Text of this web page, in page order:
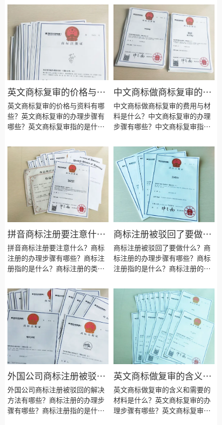
英文商标复审的价格与资
料有哪些？
英文商标复审的价格与资料有哪
些？英文商标复审的办理步骤有
哪些？英文商标复审指的是什
些？英文商标复审要注意些什
么？英文商标复审的目的是为了
什么？英文商标复审会失败吗？
英文商标复审需要什么资料？英
文商标复审需要多长时间？
中文商标做商标复审的费
用与材料是什么？
中文商标做商标复审的费用与材
料是什么？中文商标复审的办理
步骤有哪些？中文商标复审指的
哪些？中文商标复审要注意些什
么？中文商标复审的目的是为了
什么？中文商标复审会失败吗？
中文商标复审需要什么资料？中
文商标复审需要多长时间？
拼音商标注册要注意什
么？
拼音商标注册要注意什么？商标
注册的办理步骤有哪些？商标注
册指的是什么？商标注册的类型
些？商标注册要注意些什么？商
标注册的目的是为了什么？商标
注册会失败吗？商标注册需要什
么资料？商标注册的材料有哪
些？商标注册需要多长时间？
商标注册被驳回了要做什
么？
商标注册被驳回了要做什么？商
标注册的办理步骤有哪些？商标
注册指的是什么？商标注册的类
些？商标注册要注意些什么？商
标注册的目的是为了什么？商标
注册会失败吗？商标注册需要什
么资料？商标注册的材料有哪
些？商标注册需要多长时间？
外国公司商标注册被驳回
的解决方法有哪些？
外国公司商标注册被驳回的解决
方法有哪些？商标注册的办理步
骤有哪些？商标注册指的是什
英文商标做复审的含义和
需要的材料是什么？
英文商标做复审的含义和需要的
材料是什么？英文商标复审的办
理步骤有哪些？英文商标复审指